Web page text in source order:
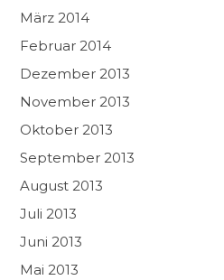
März 2014
Februar 2014
Dezember 2013
November 2013
Oktober 2013
September 2013
August 2013
Juli 2013
Juni 2013
Mai 2013